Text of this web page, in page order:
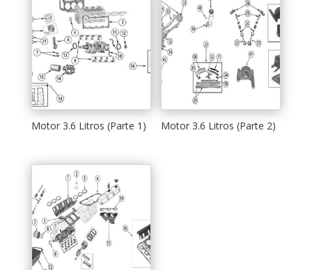
Motor 3.6 Litros (Parte 1) Motor 3.6 Litros (Parte 2)